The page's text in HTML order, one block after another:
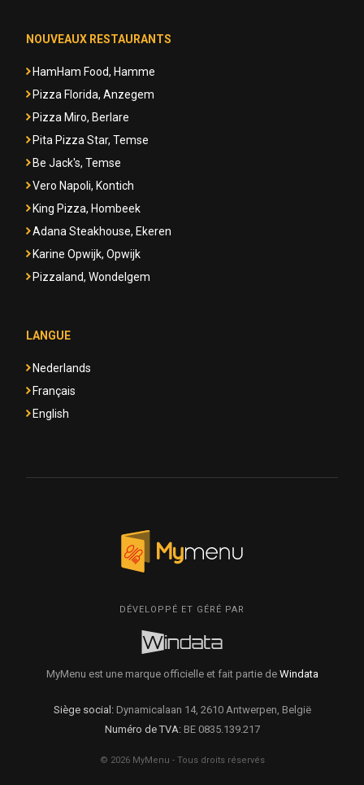
NOUVEAUX RESTAURANTS
HamHam Food, Hamme
Pizza Florida, Anzegem
Pizza Miro, Berlare
Pita Pizza Star, Temse
Be Jack's, Temse
Vero Napoli, Kontich
King Pizza, Hombeek
Adana Steakhouse, Ekeren
Karine Opwijk, Opwijk
Pizzaland, Wondelgem
LANGUE
Nederlands
Français
English
DÉVELOPPÉ ET GÉRÉ PAR
MyMenu est une marque officielle et fait partie de Windata
Siège social:Dynamicalaan 14, 2610 Antwerpen, België
Numéro de TVA:BE 0835.139.217
© 2026 MyMenu - Tous droits réservés